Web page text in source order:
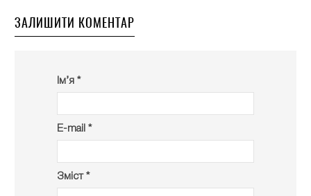
ЗАЛИШИТИ КОМЕНТАР
Ім’я *
E-mail *
Зміст *